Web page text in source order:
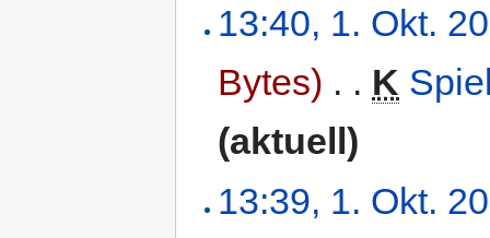
13:40, 1. Okt.
Bytes) . . K
(aktuell)
13:39, 1. Okt.